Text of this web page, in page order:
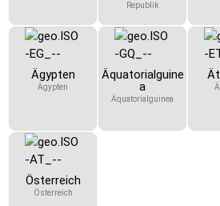
Republik
Ägypten
Ägypten
Äquatorialguine
a
Äquatorialguinea
Österreich
Österreich